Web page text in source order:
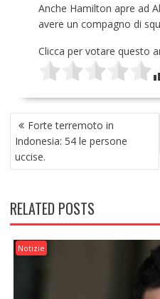
Anche Hamilton apre ad
avere un compagno di
Clicca per votare questo
NAVIGAZIONE
ARTICOLI
Forte terremoto in
Indonesia: 54 le persone
uccise.
RELATED POSTS
Notizie